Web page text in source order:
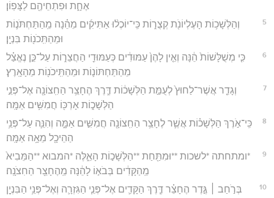
אֶחָ֑ת וּפִתְחֵיהֶ֖ם לַצָּפֽוֹן׃
5
וְהַלְּשָׁכ֥וֹת הָעֶלְיוֹנֹ֖ת קְצֻר֑וֹת כִּֽי־יוֹכְל֨וּ אַתִּיקִ֜ים מֵהֵ֗נָה מֵֽהַתַּחְתֹּנ֛וֹת
וּמֵהַתִּֽכֹנ֖וֹת בִּנְיָֽן׃
6
כִּ֤י מְשֻׁלָּשׁוֹת֙ הֵ֔נָּה וְאֵ֤ין לָהֶן֙ עַמּוּדִ֔ים כְּעַמּוּדֵ֖י הַחֲצֵר֑וֹת עַל־כֵּ֣ן נֶאֱצַ֗ל
מֵהַתַּחְתּוֹנ֛וֹת וּמֵהַתִּֽיכֹנ֖וֹת מֵהָאָֽרֶץ׃
7
וְגָדֵ֤ר אֲשֶׁר־לַחוּץ֙ לְעֻמַּ֣ת הַלְּשָׁכ֔וֹת דֶּ֛רֶךְ הֶחָצֵ֥ר הַחִֽצוֹנָ֖ה אֶל־פְּנֵ֣י
הַלְּשָׁכ֑וֹת אָרְכּ֖וֹ חֲמִשִּׁ֥ים אַמָּֽה׃
8
כִּֽי־אֹ֣רֶךְ הַלְּשָׁכ֗וֹת אֲשֶׁ֛ר לֶחָצֵ֥ר הַחִֽצוֹנָ֖ה חֲמִשִּׁ֣ים אַמָּ֑ה וְהִנֵּ֛ה עַל־פְּנֵ֥י
הַהֵיכָ֖ל מֵאָ֥ה אַמָּֽה׃
9
*ומתחתה *לשכות **וּמִתַּ֖חַת **הַלְּשָׁכ֣וֹת הָאֵ֑לֶּה *המבוא **הַמֵּבִיא֙
מֵֽהַקָּדִ֔ים בְּבֹא֣וֹ לָהֵ֔נָּה מֵֽהֶחָצֵ֖ר הַחִצֹנָֽה׃
10
בְּרֹ֣חַב ׀ גֶּ֣דֶר הֶחָצֵ֗ר דֶּ֧רֶךְ הַקָּדִ֛ים אֶל־פְּנֵ֧י הַגִּזְרָ֛ה וְאֶל־פְּנֵ֥י הַבִּנְיָ֖ן